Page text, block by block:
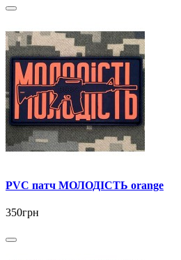
PVC патч МОЛОДІСТЬ orange
350грн